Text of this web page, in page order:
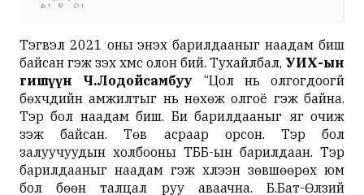
Тэгвэл 2021 оны энэхүү барилдааныг наадам биш
байсан гэж үзэх хүмүүс олон бий. Тухайлбал, УИХ-ын
гишүүн Ч.Лодойсамбуу “Цол нь олгогдоогүй
бөхчүүдийн амжилтыг нь нөхөж олгоё гэж байна.
Тэр бол наадам биш. Би барилдааныг яг очиж
үзэж байсан. Төв асраар орсон. Тэр бол
залуучуудын холбооны ТББ-ын барилдаан. Тэр
барилдааныг наадам гэж хүлээн зөвшөөрөх юм
бол бөөн талцал руу аваачна. Б.Бат-Өлзий